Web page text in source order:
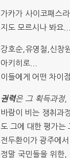
가카가 사이코패스
지도 모르시나 봐요
강호순,유영철,신창
아키히로...
이들에게 어떤 차이
권력은 그 획득과정,
바람이 비는 쟁취과
도 그에 대한 평가는
전두환이가 광주에
정말 국민들을 위한